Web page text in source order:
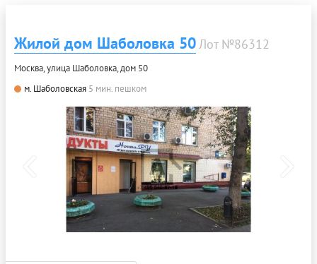
Жилой дом Шаболовка 50Лот №86312
Москва, улица Шаболовка, дом 50
м. Шаболовская 5 мин. пешком